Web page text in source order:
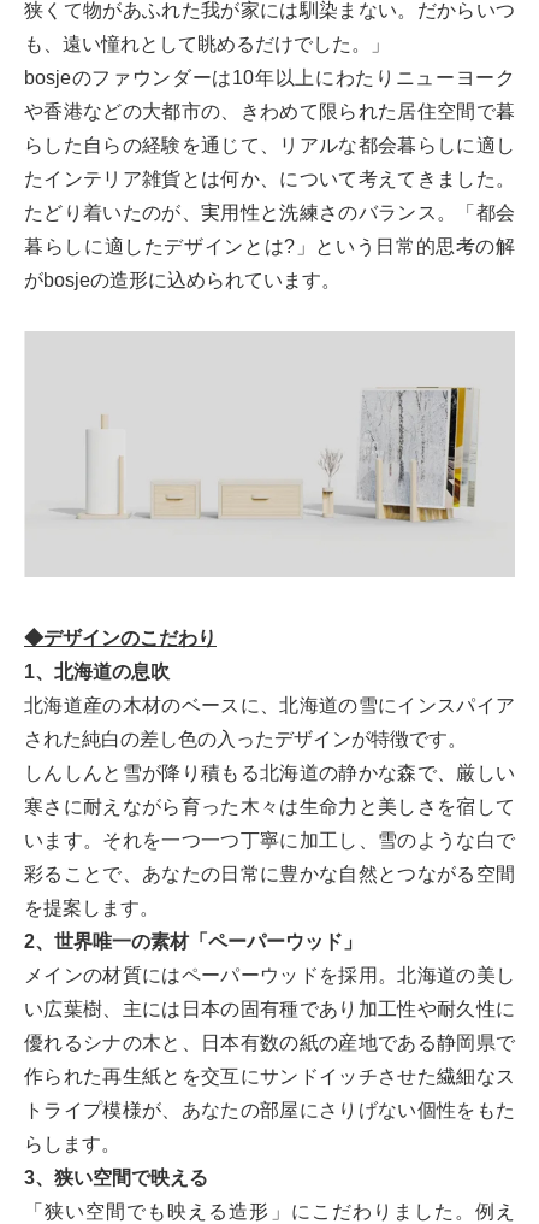
狭くて物があふれた我が家には馴染まない。だからいつ
も、遠い憧れとして眺めるだけでした。」
bosjeのファウンダーは10年以上にわたりニューヨーク
や香港などの大都市の、きわめて限られた居住空間で暮
らした自らの経験を通じて、リアルな都会暮らしに適し
たインテリア雑貨とは何か、について考えてきました。
たどり着いたのが、実用性と洗練さのバランス。「都会
暮らしに適したデザインとは?」という日常的思考の解
がbosjeの造形に込められています。
◆デザインのこだわり
1、北海道の息吹
北海道産の木材のベースに、北海道の雪にインスパイア
された純白の差し色の入ったデザインが特徴です。
しんしんと雪が降り積もる北海道の静かな森で、厳しい
寒さに耐えながら育った木々は生命力と美しさを宿して
います。それを一つ一つ丁寧に加工し、雪のような白で
彩ることで、あなたの日常に豊かな自然とつながる空間
を提案します。
2、世界唯一の素材「ペーパーウッド」
メインの材質にはペーパーウッドを採用。北海道の美し
い広葉樹、主には日本の固有種であり加工性や耐久性に
優れるシナの木と、日本有数の紙の産地である静岡県で
作られた再生紙とを交互にサンドイッチさせた繊細なス
トライプ模様が、あなたの部屋にさりげない個性をもた
らします。
3、狭い空間で映える
「狭い空間でも映える造形」にこだわりました。例え